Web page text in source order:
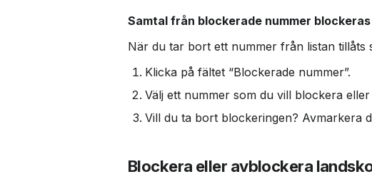
Samtal från blockerade nummer
När du tar bort ett nummer från listan tillåts
Klicka på fältet “Blockerade nummer”.
Välj ett nummer som du vill blockera
Vill du ta bort blockeringen? Avmarkera
Blockera eller avblockera